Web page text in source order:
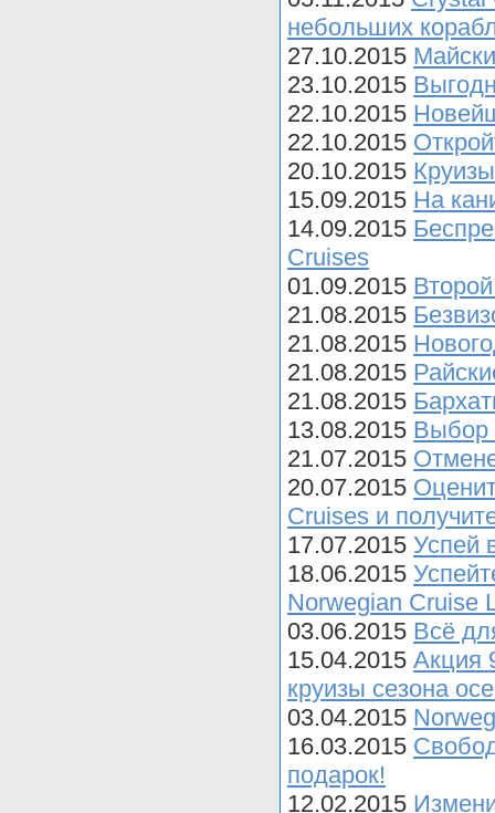
небольших
27.10.2015
23.10.2015
22.10.2015
22.10.2015
20.10.2015
15.09.2015 На
14.09.2015
Cruises
01.09.2015
21.08.2015
21.08.2015
21.08.2015
21.08.2015
13.08.2015 Выбор
21.07.2015
20.07.2015
Cruises и
17.07.2015 Успей
18.06.2015
Norwegian Cruise
03.06.2015 Всё
15.04.2015 Акция
круизы сезона
03.04.2015
16.03.2015
подарок!
12.02.2015